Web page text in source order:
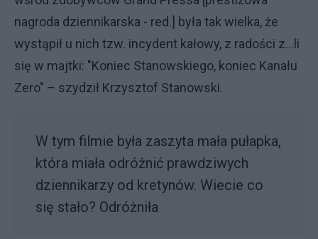
nagroda dziennikarska - red.] była tak wielka, że
wystąpił u nich tzw. incydent kałowy, z radości z...li
się w majtki: "Koniec Stanowskiego, koniec Kanału
Zero" – szydził Krzysztof Stanowski.
W tym filmie była zaszyta mała pułapka,
która miała odróżnić prawdziwych
dziennikarzy od kretynów. Wiecie co
się stało? Odróżniła